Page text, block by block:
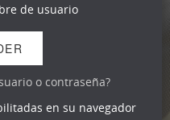
de usuario
o contraseña?
en su navegador